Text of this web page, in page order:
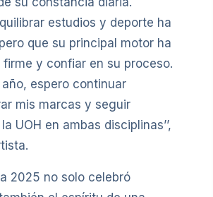
estudios y deporte ha
que su principal motor ha
y confiar en su proceso.
año, espero continuar
mis marcas y seguir
UOH en ambas disciplinas’’,
2025 no solo celebró